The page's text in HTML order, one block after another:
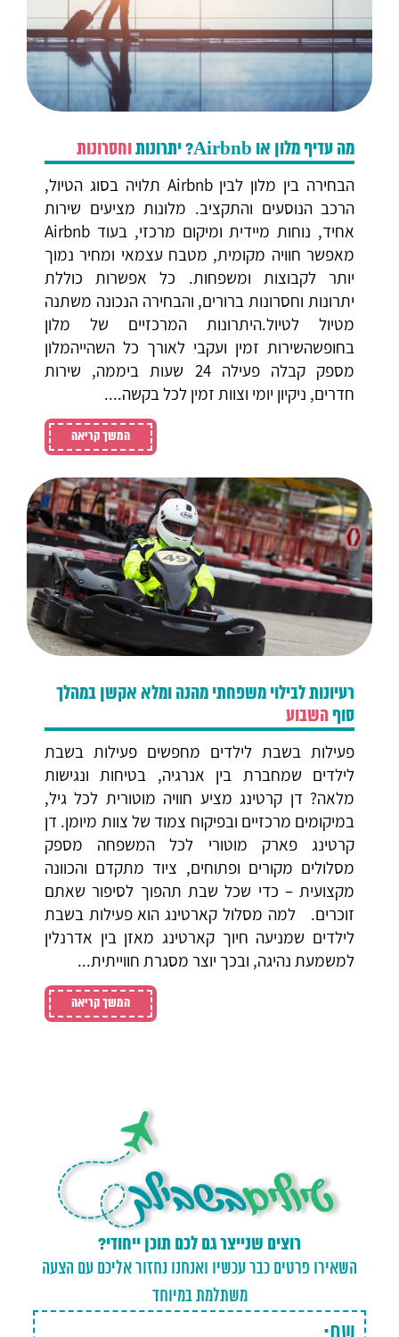
מה עדיף מלון או Airbnb? יתרונות וחסרונות
הבחירה בין מלון לבין Airbnb תלויה בסוג הטיול,
הרכב הנוסעים והתקציב. מלונות מציעים שירות
אחיד, נוחות מיידית ומיקום מרכזי, בעוד Airbnb
מאפשר חוויה מקומית, מטבח עצמאי ומחיר נמוך
יותר לקבוצות ומשפחות. כל אפשרות כוללת
יתרונות וחסרונות ברורים, והבחירה הנכונה משתנה
מטיול לטיול.היתרונות המרכזיים של מלון
בחופשהשירות זמין ועקבי לאורך כל השהייהמלון
מספק קבלה פעילה 24 שעות ביממה, שירות
חדרים, ניקיון יומי וצוות זמין לכל בקשה....
המשך קריאה
רעיונות לבילוי משפחתי מהנה ומלא אקשן במהלך
סוףהשבוע
פעילות בשבת לילדים מחפשים פעילות בשבת
לילדים שמחברת בין אנרגיה, בטיחות ונגישות
מלאה? דן קרטינג מציע חוויה מוטורית לכל גיל,
במיקומים מרכזיים ובפיקוח צמוד של צוות מיומן. דן
קרטינג פארק מוטורי לכל המשפחה מספק
מסלולים מקורים ופתוחים, ציוד מתקדם והכוונה
מקצועית – כדי שכל שבת תהפוך לסיפור שאתם
זוכרים. למה מסלול קארטינג הוא פעילות בשבת
לילדים שמניעה חיוך קארטינג מאזן בין אדרנלין
למשמעת נהיגה, ובכך יוצר מסגרת חווייתית...
המשך קריאה
רוצים שנייצר גם לכם תוכן ייחודי?
השאירו פרטים כבר עכשיו ואנחנו נחזור אליכם עם הצעה
משתלמת במיוחד